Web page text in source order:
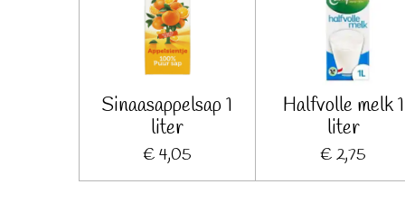
Sinaasappelsap 1
liter
€ 4,05
Halfvolle melk 1
liter
€ 2,75